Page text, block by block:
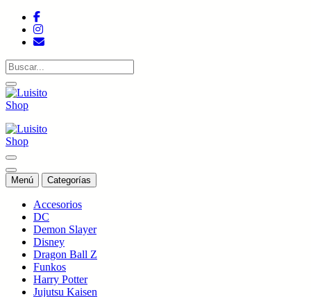
Saltar
contenido
Tienda de colecciones
Menú Categorías
Accesorios
DC
Demon Slayer
Disney
Dragon Ball Z
Funkos
Harry Potter
Jujutsu Kaisen